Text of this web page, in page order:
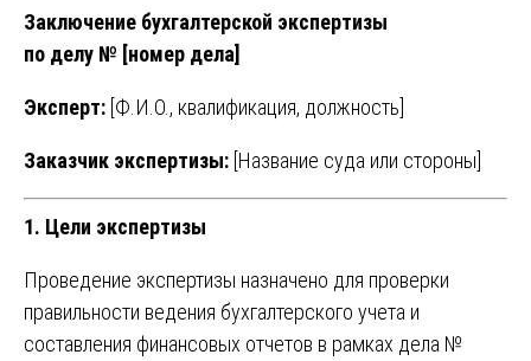
Заключение бухгалтерской экспертизы
по делу № [номер дела]
Эксперт: [Ф.И.О., квалификация, должность]
Заказчик экспертизы: [Название суда или стороны]
1. Цели экспертизы
Проведение экспертизы назначено для проверки
правильности ведения бухгалтерского учета и
составления финансовых отчетов в рамках дела №